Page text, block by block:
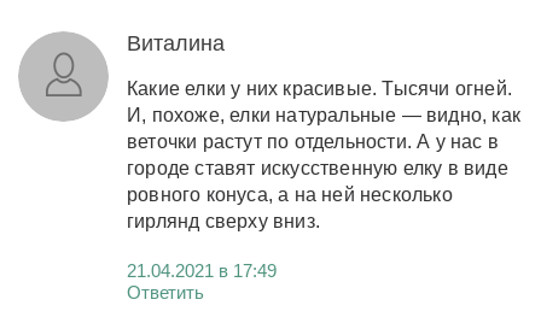
Виталина
Какие елки у них красивые. Тысячи огней.
И, похоже, елки натуральные — видно, как
веточки растут по отдельности. А у нас в
городе ставят искусственную елку в виде
ровного конуса, а на ней несколько
гирлянд сверху вниз.
21.04.2021 в 17:49
Ответить